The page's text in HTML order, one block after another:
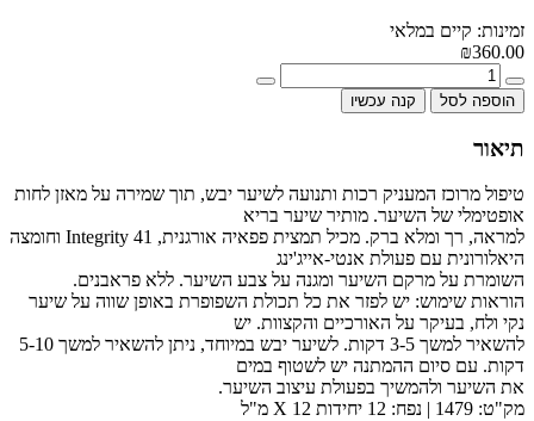
זמינות: קיים במלאי
₪360.00
הוספה לסל קנה עכשיו
תיאור
טיפול מרוכז המעניק רכות ותנועה לשיער יבש, תוך שמירה על מאזן לחות
אופטימלי של השיער. מותיר שיער בריא
למראה, רך ומלא ברק. מכיל תמצית פפאיה אורגנית, 41 Integrity וחומצה
היאלורונית עם פעולת אנטי-אייג'ינג
השומרת על מרקם השיער ומגנה על צבע השיער. ללא פראבנים.
הוראות שימוש: יש לפזר את כל תכולת השפופרת באופן שווה על שיער
נקי ולח, בעיקר על האורכיים והקצוות. יש
להשאיר למשך 3-5 דקות. לשיער יבש במיוחד, ניתן להשאיר למשך 5-10
דקות. עם סיום ההמתנה יש לשטוף במים
את השיער ולהמשיך בפעולת עיצוב השיער.
מק"ט: 1479 | נפח: 12 יחידות X 12 מ"ל